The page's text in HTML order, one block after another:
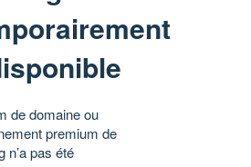
de domaine ou
premium de
n’a pas été